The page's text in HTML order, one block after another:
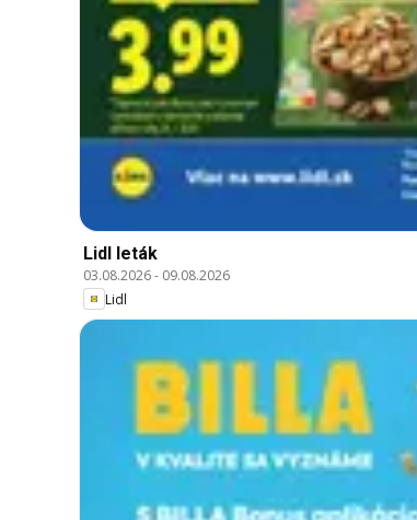
Lidl leták
03.08.2026- 09.08.2026
Lidl